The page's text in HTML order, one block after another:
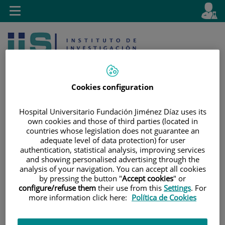
Saltar al contenido
contenido
activo
es
Buscar
Toggle
navigation
Cookies configuration
Hospital Universitario Fundación Jiménez Díaz uses its
own cookies and those of third parties (located in
countries whose legislation does not guarantee an
adequate level of data protection) for user
authentication, statistical analysis, improving services
and showing personalised advertising through the
analysis of your navigation. You can accept all cookies
by pressing the button "Accept cookies" or
configure/refuse them their use from this Settings. For
more information click here: Política de Cookies